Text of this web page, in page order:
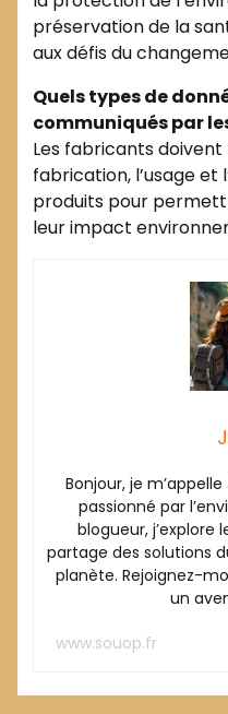
préservation de la
aux défis du
Quels types de
communiqués par
Les fabricants
fabrication, l’usage et
produits pour
leur impact
Bonjour, je
passionné par
blogueur, j’explore
partage des solutions
planète. Rejoignez-
un
www.souop.fr